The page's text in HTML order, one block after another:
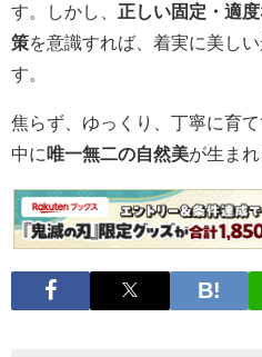
す。しかし、 正しい固定・適
策を意識すれば、着実に美し
す。
焦らず、ゆっくり、丁寧に育
中に唯一無二の自然美が生まれ